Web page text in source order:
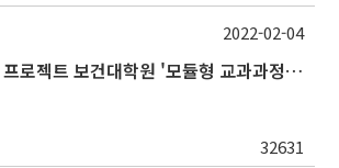
SNU Inno-Edu 프로젝트 보건대학원 '모듈형 교과과정' 안내(revised 2022/2/28)
32631
2022-02-04